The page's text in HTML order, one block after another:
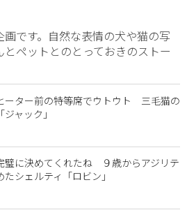
です。自然な表情の犬や猫の写
ペットとのとっておきのストー
ーター前の特等席でウトウト 三毛猫の
ャック」
璧に決めてくれたね ９歳からアジリテ
たシェルティ「ロビン」